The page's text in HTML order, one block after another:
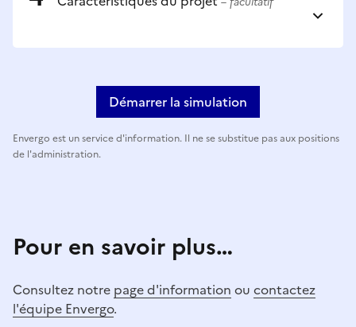
Démarrer la simulation
Envergo est un service d'information. Il ne se substitue pas aux positions
de l'administration.
Pour en savoir plus…
Consultez notre page d'information ou contactez
l'équipe Envergo.